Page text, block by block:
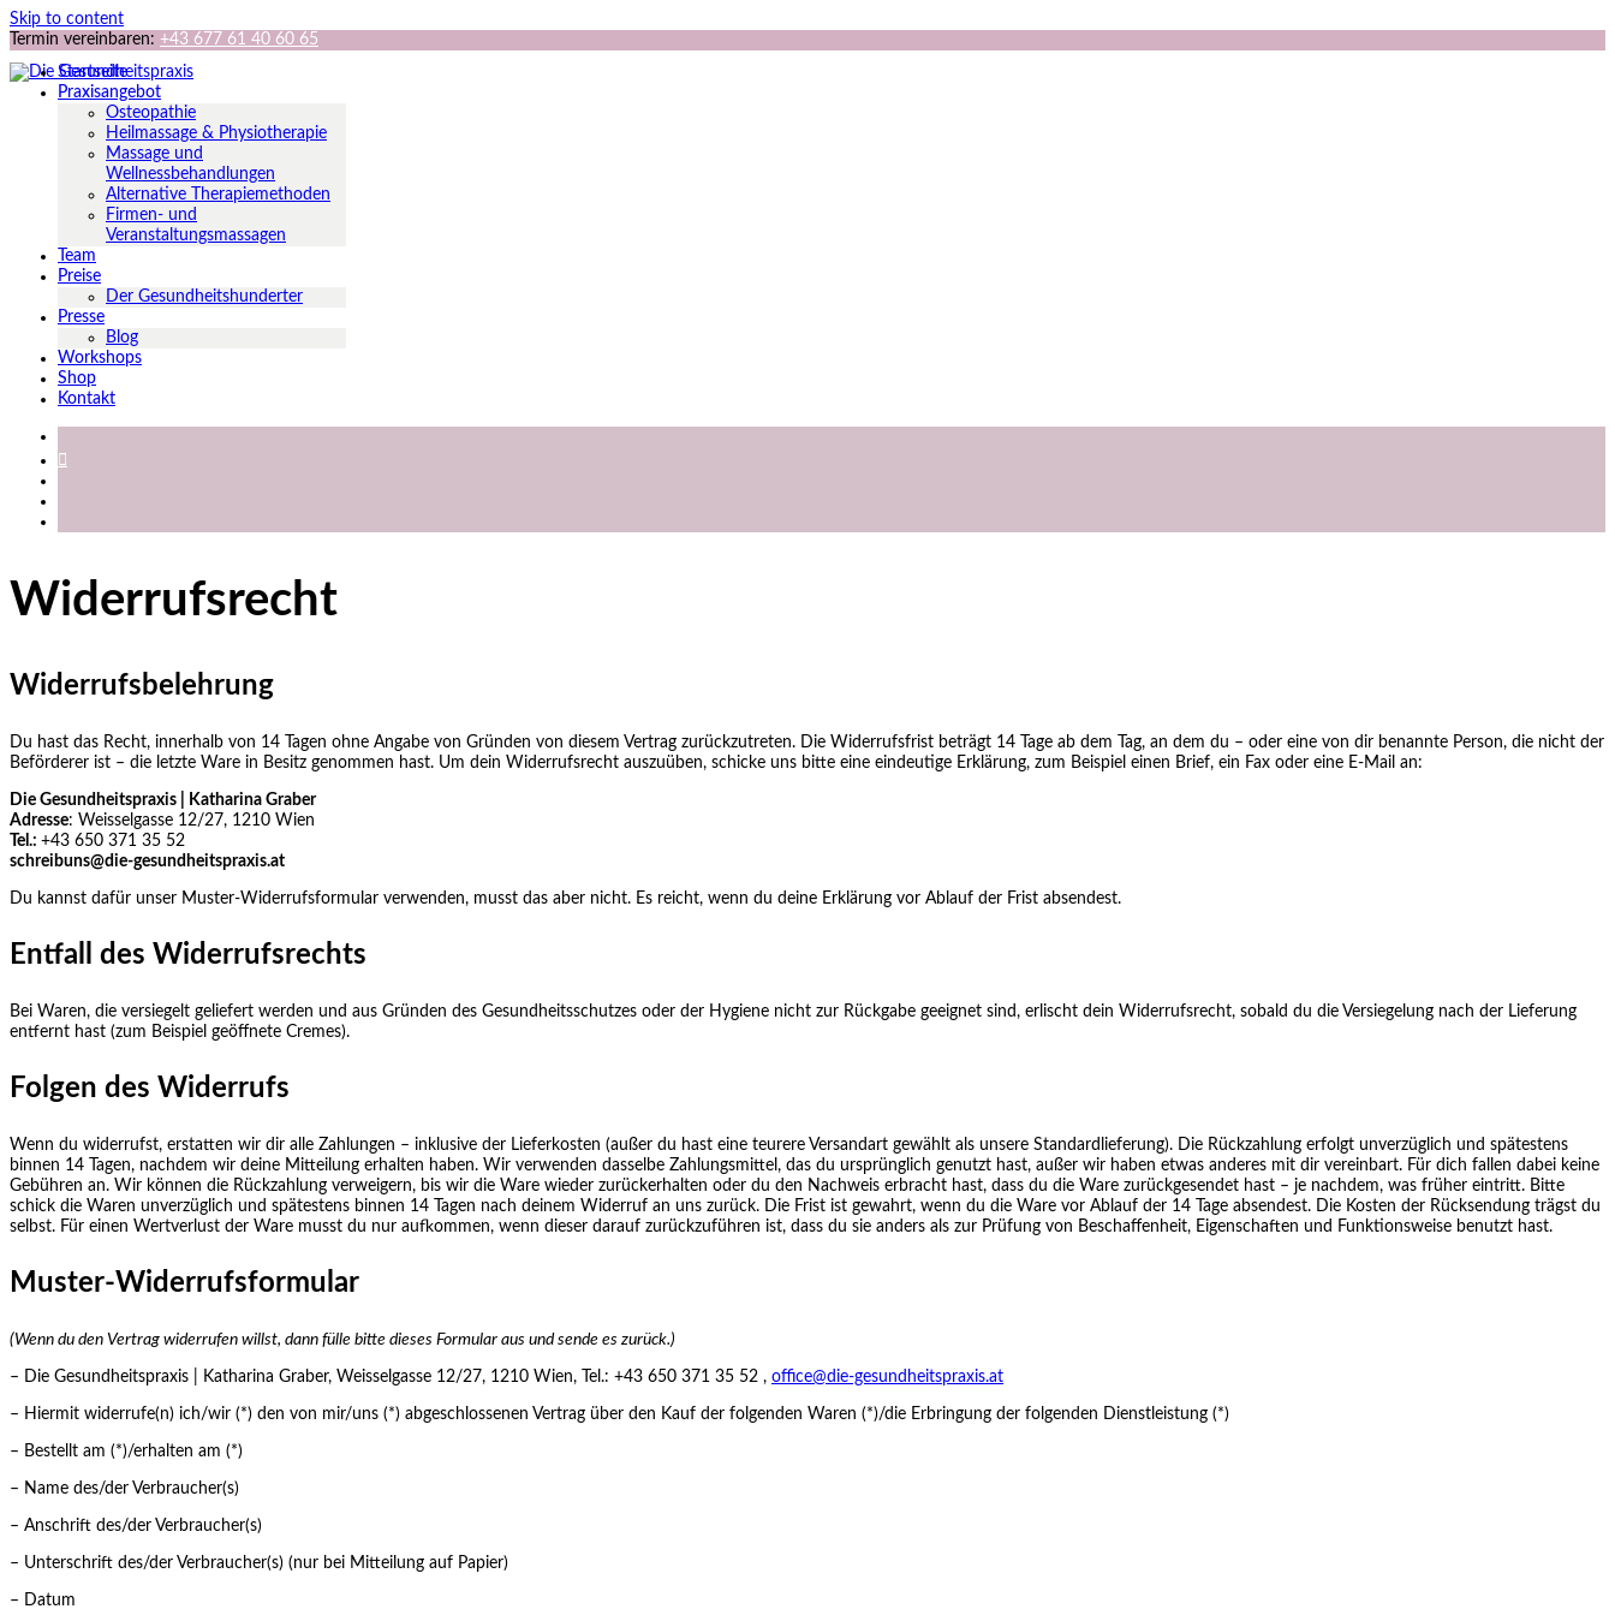
Skip to content
Termin vereinbaren: +43 677 61 40 60 65
Startseite
Praxisangebot
Osteopathie
Heilmassage & Physiotherapie
Massage und
Wellnessbehandlungen
Alternative Therapiemethoden
Firmen- und
Veranstaltungsmassagen
Team
Preise
Der Gesundheitshunderter
Presse
Blog
Workshops
Shop
Kontakt
Widerrufsrecht
Widerrufsbelehrung
Du hast das Recht, innerhalb von 14 Tagen ohne Angabe von Gründen von diesem Vertrag zurückzutreten. Die Widerrufsfrist beträgt 14 Tage ab dem Tag, an dem du – oder eine von dir benannte Person, die nicht der
Beförderer ist – die letzte Ware in Besitz genommen hast. Um dein Widerrufsrecht auszuüben, schicke uns bitte eine eindeutige Erklärung, zum Beispiel einen Brief, ein Fax oder eine E‑Mail an:
Die Gesundheitspraxis | Katharina Graber
Adresse: Weisselgasse 12/27, 1210 Wien
Tel.: +43 650 371 35 52
schreibuns@die-gesundheitspraxis.at
Du kannst dafür unser Muster‑Widerrufsformular verwenden, musst das aber nicht. Es reicht, wenn du deine Erklärung vor Ablauf der Frist absendest.
Entfall des Widerrufsrechts
Bei Waren, die versiegelt geliefert werden und aus Gründen des Gesundheitsschutzes oder der Hygiene nicht zur Rückgabe geeignet sind, erlischt dein Widerrufsrecht, sobald du die Versiegelung nach der Lieferung
entfernt hast (zum Beispiel geöffnete Cremes).
Folgen des Widerrufs
Wenn du widerrufst, erstatten wir dir alle Zahlungen – inklusive der Lieferkosten (außer du hast eine teurere Versandart gewählt als unsere Standardlieferung). Die Rückzahlung erfolgt unverzüglich und spätestens
binnen 14 Tagen, nachdem wir deine Mitteilung erhalten haben. Wir verwenden dasselbe Zahlungsmittel, das du ursprünglich genutzt hast, außer wir haben etwas anderes mit dir vereinbart. Für dich fallen dabei keine
Gebühren an. Wir können die Rückzahlung verweigern, bis wir die Ware wieder zurückerhalten oder du den Nachweis erbracht hast, dass du die Ware zurückgesendet hast – je nachdem, was früher eintritt. Bitte
schick die Waren unverzüglich und spätestens binnen 14 Tagen nach deinem Widerruf an uns zurück. Die Frist ist gewahrt, wenn du die Ware vor Ablauf der 14 Tage absendest. Die Kosten der Rücksendung trägst du
selbst. Für einen Wertverlust der Ware musst du nur aufkommen, wenn dieser darauf zurückzuführen ist, dass du sie anders als zur Prüfung von Beschaffenheit, Eigenschaften und Funktionsweise benutzt hast.
Muster-Widerrufsformular
(Wenn du den Vertrag widerrufen willst, dann fülle bitte dieses Formular aus und sende es zurück.)
– Die Gesundheitspraxis | Katharina Graber, Weisselgasse 12/27, 1210 Wien, Tel.: +43 650 371 35 52 , office@die-gesundheitspraxis.at
– Hiermit widerrufe(n) ich/wir (*) den von mir/uns (*) abgeschlossenen Vertrag über den Kauf der folgenden Waren (*)/die Erbringung der folgenden Dienstleistung (*)
– Bestellt am (*)/erhalten am (*)
– Name des/der Verbraucher(s)
– Anschrift des/der Verbraucher(s)
– Unterschrift des/der Verbraucher(s) (nur bei Mitteilung auf Papier)
– Datum